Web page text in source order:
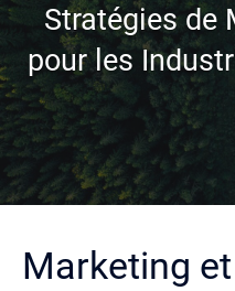
Stratégies de
pour les
Marketing et